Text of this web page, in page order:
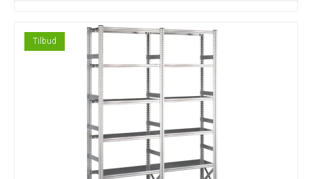
Tilbud